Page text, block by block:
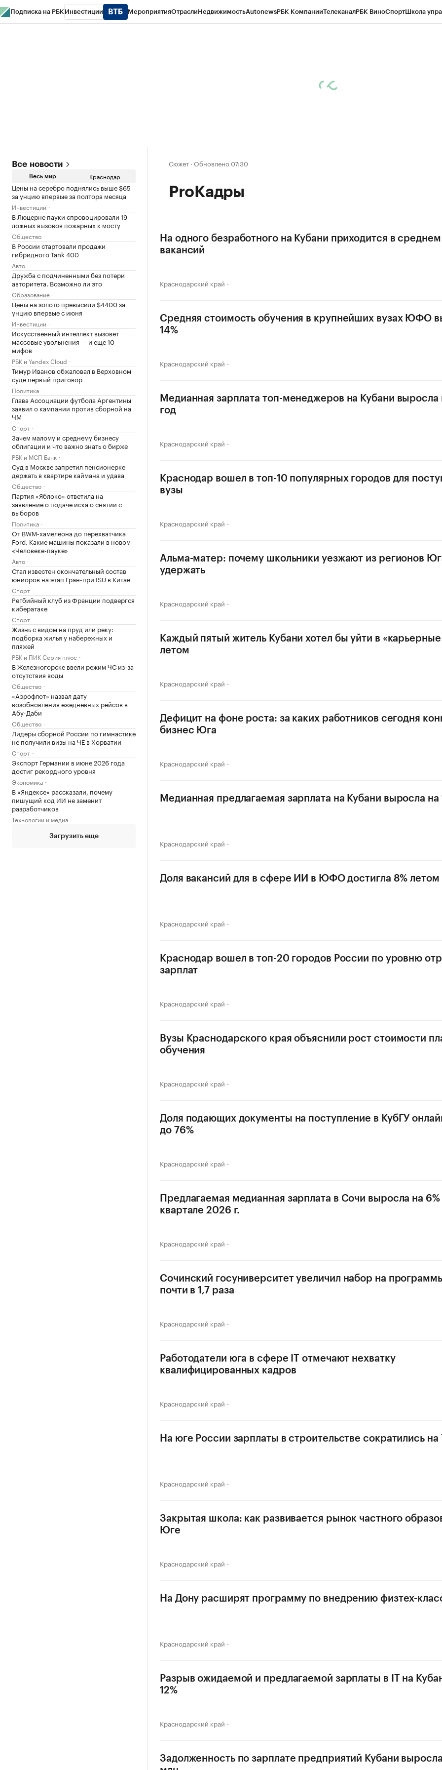
Подписка на РБК Инвестиции МероприятияОтраслиНедвижимостьAutonewsРБК КомпанииТелеканалРБК ВиноСпортШкола
Все новости
Весь мир Краснодар
Цены на серебро поднялись выше $65
за унцию впервые за полтора месяца
Инвестиции
В Люцерне пауки спровоцировали 19
ложных вызовов пожарных к мосту
Общество
В России стартовали продажи
гибридного Tank 400
Авто
Дружба с подчиненными без потери
авторитета. Возможно ли это
Образование
Цены на золото превысили $4400 за
унцию впервые с июня
Инвестиции
Искусственный интеллект вызовет
массовые увольнения — и еще 10
мифов
РБК и Yandex Cloud
Тимур Иванов обжаловал в Верховном
суде первый приговор
Политика
Глава Ассоциации футбола Аргентины
заявил о кампании против сборной на
ЧМ
Спорт
Зачем малому и среднему бизнесу
облигации и что важно знать о бирже
РБК и МСП Банк
Суд в Москве запретил пенсионерке
держать в квартире каймана и удава
Общество
Партия «Яблоко» ответила на
заявление о подаче иска о снятии с
выборов
Политика
От BWM-хамелеона до перехватчика
Ford. Какие машины показали в новом
«Человеке-пауке»
Авто
Стал известен окончательный состав
юниоров на этап Гран-при ISU в Китае
Спорт
Регбийный клуб из Франции подвергся
кибератаке
Спорт
Жизнь с видом на пруд или реку:
подборка жилья у набережных и
пляжей
РБК и ПИК Серия плюс
В Железногорске ввели режим ЧС из-за
отсутствия воды
Общество
«Аэрофлот» назвал дату
возобновления ежедневных рейсов в
Абу-Даби
Общество
Лидеры сборной России по гимнастике
не получили визы на ЧЕ в Хорватии
Спорт
Экспорт Германии в июне 2026 года
достиг рекордного уровня
Экономика
В «Яндексе» рассказали, почему
пишущий код ИИ не заменит
разработчиков
Технологии и медиа
Загрузить еще
Сюжет · Обновлено 07:30
ProКадры
На одного безработного на Кубани приходится в среднем
вакансий
Краснодарский край
Средняя стоимость обучения в крупнейших вузах ЮФО
14%
Краснодарский край
Медианная зарплата топ-менеджеров на Кубани выросла
год
Краснодарский край
Краснодар вошел в топ-10 популярных городов для
вузы
Краснодарский край
Альма-матер: почему школьники уезжают из регионов
удержать
Краснодарский край
Каждый пятый житель Кубани хотел бы уйти в
летом
Краснодарский край
Дефицит на фоне роста: за каких работников сегодня
бизнес Юга
Краснодарский край
Медианная предлагаемая зарплата на Кубани выросла на
Краснодарский край
Доля вакансий для в сфере ИИ в ЮФО достигла 8% летом
Краснодарский край
Краснодар вошел в топ-20 городов России по уровню
зарплат
Краснодарский край
Вузы Краснодарского края объяснили рост стоимости
обучения
Краснодарский край
Доля подающих документы на поступление в КубГУ
до 76%
Краснодарский край
Предлагаемая медианная зарплата в Сочи выросла на 6%
квартале 2026 г.
Краснодарский край
Сочинский госуниверситет увеличил набор на
почти в 1,7 раза
Краснодарский край
Работодатели юга в сфере IT отмечают нехватку
квалифицированных кадров
Краснодарский край
На юге России зарплаты в строительстве сократились на
Краснодарский край
Закрытая школа: как развивается рынок частного
Юге
Краснодарский край
На Дону расширят программу по внедрению физтех-
Краснодарский край
Разрыв ожидаемой и предлагаемой зарплаты в IT на
12%
Краснодарский край
Задолженность по зарплате предприятий Кубани